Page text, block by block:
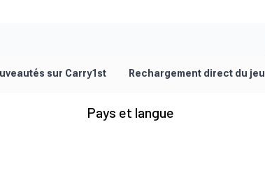
sur Carry1st Rechargement direct du jeu
Pays et langue